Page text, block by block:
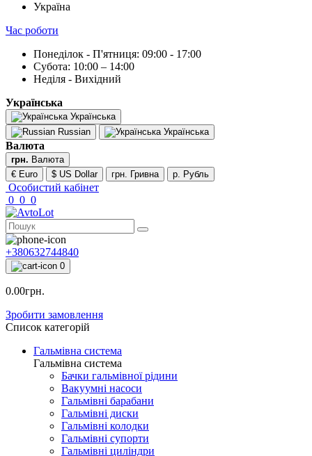
Українa
Час роботи
Понеділок - П'ятниця: 09:00 - 17:00
Субота: 10:00 – 14:00
Неділя - Вихідний
Українська
Українська
Russian
Українська
Валюта
грн. Валюта
€ Euro
$ US Dollar грн. Гривна р. Рубль
Особистий кабінет
0 0 0
+380632744840
0
0.00грн.
Зробити замовлення
Список категорій
Гальмівна система
Гальмівна система
Бачки гальмівної рідини
Вакуумні насоси
Гальмівні барабани
Гальмівні диски
Гальмівні колодки
Гальмівні супорти
Гальмівні циліндри